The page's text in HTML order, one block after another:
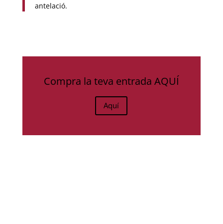
antelació.
Compra la teva entrada AQUÍ
Aquí